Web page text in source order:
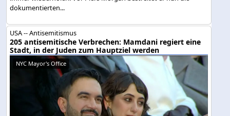
dokumentierten...
USA -- Antisemitismus
205 antisemitische Verbrechen: Mamdani regiert eine
Stadt, in der Juden zum Hauptziel werden
NYC Mayor's Office